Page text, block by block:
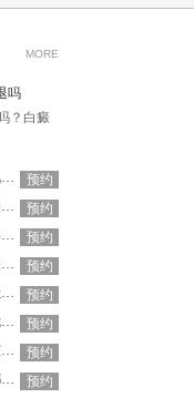
MORE
吗
？白癜
昆明治疗白癜风专业医院在哪-春季白癜风护理重点是什么
预约
昆明专治白癜风的医院-白癜风常见症状如何识别
预约
昆明白癜风治疗医院哪家好-白癜风患者春季饮食需注意什么
预约
昆明白癜风医院-预防白癜风扩散春天该避免哪些户外活动
预约
昆明治白癜风正规医院-春季花粉过敏会让白癜风症状加重吗
预约
昆明治白癜风哪家好医院-白癜风造成的危害都有哪些
预约
云南白癜风较好的医院-白癜风在扩散应该做些什么
预约
昆明治疗白癜风哪家医院强-白癜风患者都需要注意些什么 预约